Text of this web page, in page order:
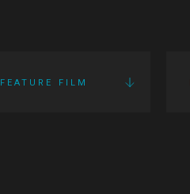
FEATURE FILM